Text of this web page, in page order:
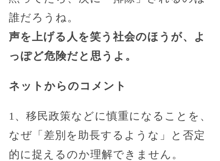
誰だろうね。
声を上げる人を笑う社会のほうが、よ
っぽど危険だと思うよ。
ネットからのコメント
1、移民政策などに慎重になることを、
なぜ「差別を助長するような」と否定
的に捉えるのか理解できません。